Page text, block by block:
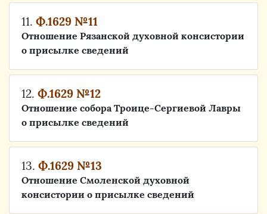
11. Ф.1629 №11
Отношение Рязанской духовной консистории
о присылке сведений
12. Ф.1629 №12
Отношение собора Троице-Сергиевой Лавры
о присылке сведений
13. Ф.1629 №13
Отношение Смоленской духовной
консистории о присылке сведений